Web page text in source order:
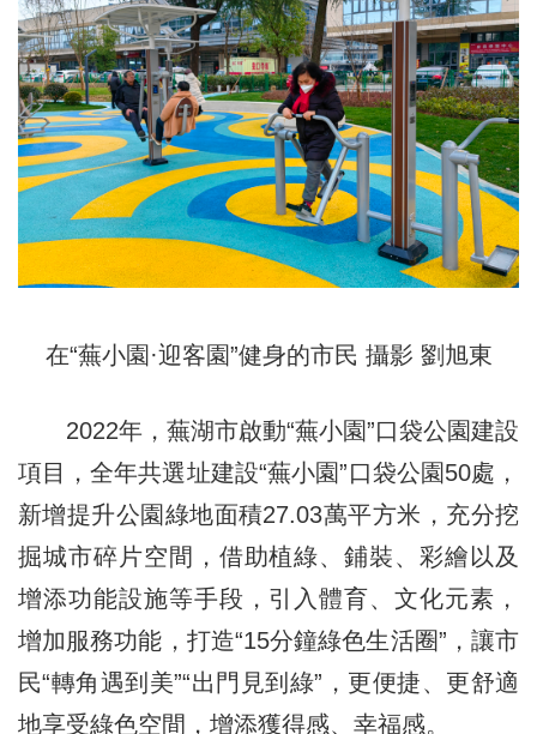
在“蕪小園·迎客園”健身的市民 攝影 劉旭東
2022年，蕪湖市啟動“蕪小園”口袋公園建設
項目，全年共選址建設“蕪小園”口袋公園50處，
新增提升公園綠地面積27.03萬平方米，充分挖
掘城市碎片空間，借助植綠、鋪裝、彩繪以及
增添功能設施等手段，引入體育、文化元素，
增加服務功能，打造“15分鐘綠色生活圈”，讓市
民“轉角遇到美”“出門見到綠”，更便捷、更舒適
地享受綠色空間，增添獲得感、幸福感。